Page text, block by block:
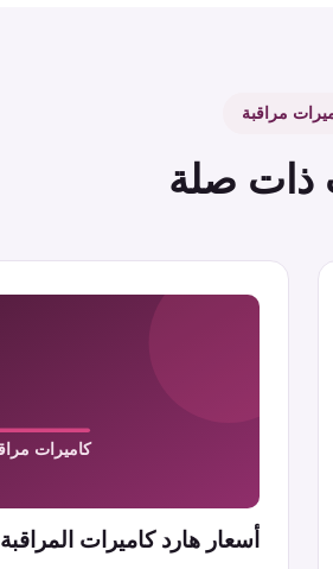
مراقبة
ذات صلة
أسعار هارد كاميرات المراقبة